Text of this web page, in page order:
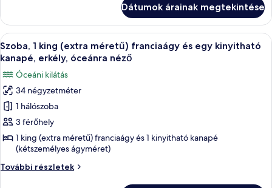
és
egy
kinyitható
kanapé,
erkély
(View)
méretű)
franciaágy
és
egy
kinyitható
kanapé,
erkély
(View)
további
részletei
Dátumok árainak megtekintése
A
következő
szoba
összes
képének
megtekintése:
Szoba,
1
king
(extra
Egy szállodai szoba, amelyben
7
Szoba, 1 king (extra méretű) franciaágy és egy kinyitható
kanapé, erkély, óceánra néző
Óceáni kilátás
34 négyzetméter
1 hálószoba
3 férőhely
1 king (extra méretű) franciaágy és 1 kinyitható kanapé
(kétszemélyes ágyméret)
További részletek
Szoba,